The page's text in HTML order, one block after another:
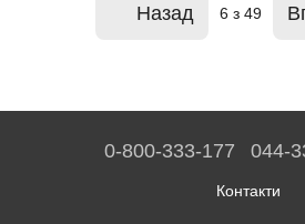
Назад 6 з 49
0-800-333-177 044-
Контакти